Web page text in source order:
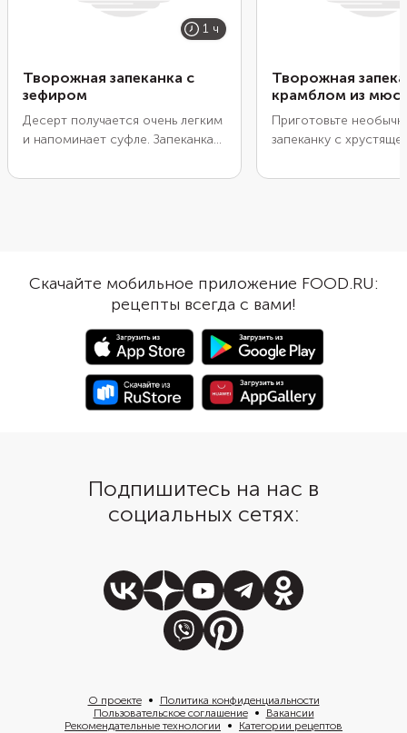
1 ч
Творожная запеканка с
зефиром
Десерт получается очень легким
и напоминает суфле. Запеканка
завтрака или детского полдника.
сиропом, а также украсить
шапочкой из взбитых сливок.
Творожная
крамблом из
Приготовьте
запеканку с
крамбл). А в основе
сухофрукты по
приготовления
техника подготовки
выпечки под
«французская
смазывают
посыпают мукой,
Скачайте мобильное приложение FOOD.RU:
рецепты всегда с вами!
Подпишитесь на нас в
социальных сетях:
О проекте
Политика конфиденциальности
Пользовательское соглашение
Вакансии
Рекомендательные технологии
Категории рецептов